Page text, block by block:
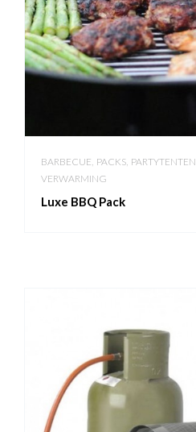
BARBECUE PACKS PARTYTENTEN
VERWARMING
Luxe BBQ Pack